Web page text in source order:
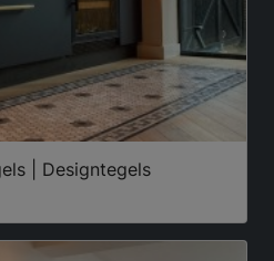
| Designtegels